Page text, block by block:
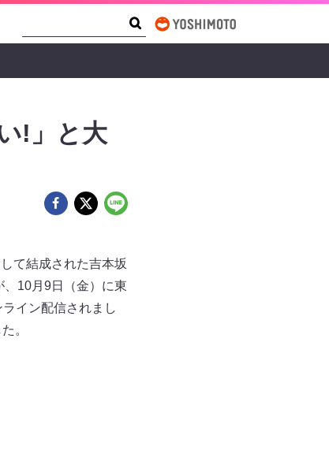
!」と大
て結成された吉本坂
10月9日（金）に東
イン配信されまし
。